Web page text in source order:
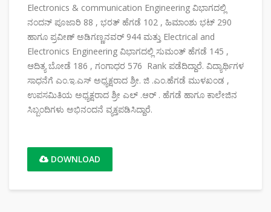
Electronics & communication Engineering ವಿಭಾಗದಲ್ಲಿ
ನಂದನ್ ಪೂಜಾರಿ 88 , ಭರತ್ ಹೆಗಡೆ 102 , ಹಿಮಾಂಶು ಭಟ್ 290
ಹಾಗೂ ಪ್ರವೀಣ್ ಅಡಿಗಣ್ಣನವರ್ 944 ಮತ್ತು Electrical and
Electronics Engineering ವಿಭಾಗದಲ್ಲಿ ಸುಮಂತ್ ಹೆಗಡೆ 145 ,
ಆದಿತ್ಯ ಬೋಡೆ 186 , ಗಂಗಾಧರ 576 Rank ಪಡೆದಿದ್ದಾರೆ. ವಿದ್ಯಾರ್ಥಿಗಳ
ಸಾಧನೆಗೆ ಎಂ.ಇ.ಎಸ್ ಅಧ್ಯಕ್ಷರಾದ ಶ್ರೀ. ಜಿ .ಎಂ.ಹೆಗಡೆ ಮುಳಖಂಡ ,
ಉಪಸಮಿತಿಯ ಅಧ್ಯಕ್ಷರಾದ ಶ್ರೀ ಎಲ್ .ಆರ್ . ಹೆಗಡೆ ಹಾಗೂ ಕಾಲೇಜಿನ
ಸಿಬ್ಬಂದಿಗಳು ಅಭಿನಂದನೆ ವ್ಯಕ್ತಪಡಿಸಿದ್ದಾರೆ.
DOWNLOAD